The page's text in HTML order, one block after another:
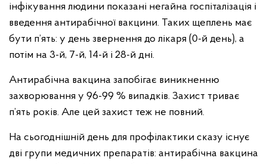
інфікування людини показані негайна госпіталізація і
введення антирабічної вакцини. Таких щеплень має
бути п’ять: у день звернення до лікаря (0-й день), а
потім на 3-й, 7-й, 14-й і 28-й дні.
Антирабічна вакцина запобігає виникненню
захворювання у 96-99 % випадків. Захист триває
п’ять років. Але цей захист теж не повний.
На сьогоднішній день для профілактики сказу існує
дві групи медичних препаратів: антирабічна вакцина